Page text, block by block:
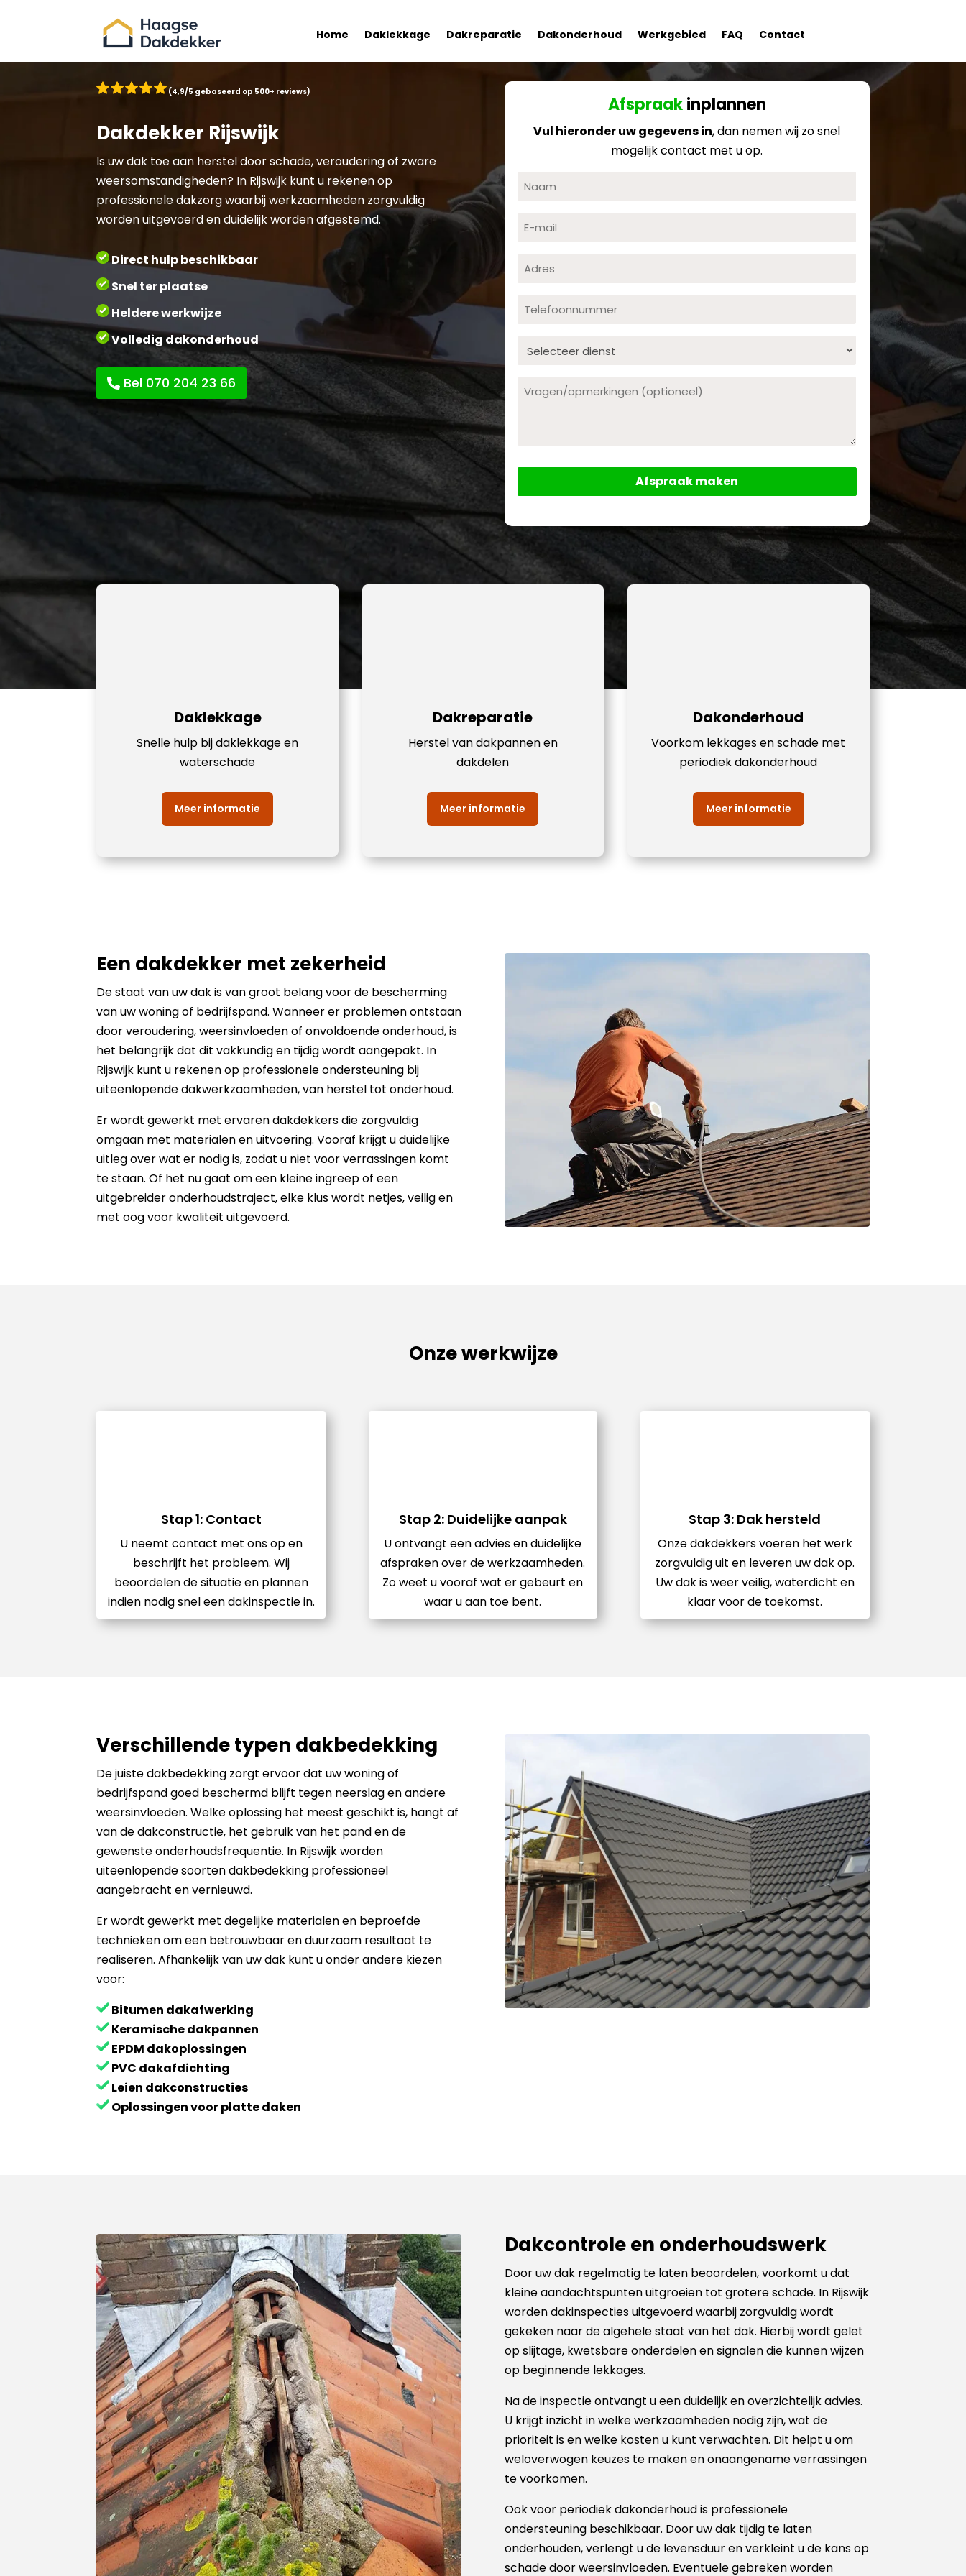
Home Daklekkage Dakreparatie Dakonderhoud Werkgebied FAQ Contact
(4,9/5 gebaseerd op 500+ reviews)
Dakdekker Rijswijk
Is uw dak toe aan herstel door schade, veroudering of zware
weersomstandigheden? In Rijswijk kunt u rekenen op
professionele dakzorg waarbij werkzaamheden zorgvuldig
worden uitgevoerd en duidelijk worden afgestemd.
Direct hulp beschikbaar
Snel ter plaatse
Heldere werkwijze
Volledig dakonderhoud
Bel 070 204 23 66
Afspraakinplannen
Vul hieronder uw gegevens in, dan nemen wij zo snel
mogelijk contact met u op.
Opmerking
Daklekkage
Snelle hulp bij daklekkage en
waterschade
Meer informatie
Dakreparatie
Herstel van dakpannen en
dakdelen
Meer informatie
Dakonderhoud
Voorkom lekkages en schade met
periodiek dakonderhoud
Meer informatie
Een dakdekker met zekerheid
De staat van uw dak is van groot belang voor de bescherming
van uw woning of bedrijfspand. Wanneer er problemen ontstaan
door veroudering, weersinvloeden of onvoldoende onderhoud, is
het belangrijk dat dit vakkundig en tijdig wordt aangepakt. In
Rijswijk kunt u rekenen op professionele ondersteuning bij
uiteenlopende dakwerkzaamheden, van herstel tot onderhoud.
Er wordt gewerkt met ervaren dakdekkers die zorgvuldig
omgaan met materialen en uitvoering. Vooraf krijgt u duidelijke
uitleg over wat er nodig is, zodat u niet voor verrassingen komt
te staan. Of het nu gaat om een kleine ingreep of een
uitgebreider onderhoudstraject, elke klus wordt netjes, veilig en
met oog voor kwaliteit uitgevoerd.
Onze werkwijze
Stap 1: Contact
U neemt contact met ons op en
beschrijft het probleem. Wij
beoordelen de situatie en plannen
indien nodig snel een dakinspectie in.
Stap 2: Duidelijke aanpak
U ontvangt een advies en duidelijke
afspraken over de werkzaamheden.
Zo weet u vooraf wat er gebeurt en
waar u aan toe bent.
Stap 3: Dak hersteld
Onze dakdekkers voeren het werk
zorgvuldig uit en leveren uw dak op.
Uw dak is weer veilig, waterdicht en
klaar voor de toekomst.
Verschillende typen dakbedekking
De juiste dakbedekking zorgt ervoor dat uw woning of
bedrijfspand goed beschermd blijft tegen neerslag en andere
weersinvloeden. Welke oplossing het meest geschikt is, hangt af
van de dakconstructie, het gebruik van het pand en de
gewenste onderhoudsfrequentie. In Rijswijk worden
uiteenlopende soorten dakbedekking professioneel
aangebracht en vernieuwd.
Er wordt gewerkt met degelijke materialen en beproefde
technieken om een betrouwbaar en duurzaam resultaat te
realiseren. Afhankelijk van uw dak kunt u onder andere kiezen
voor:
Bitumen dakafwerking
Keramische dakpannen
EPDM dakoplossingen
PVC dakafdichting
Leien dakconstructies
Oplossingen voor platte daken
Dakcontrole en onderhoudswerk
Door uw dak regelmatig te laten beoordelen, voorkomt u dat
kleine aandachtspunten uitgroeien tot grotere schade. In Rijswijk
worden dakinspecties uitgevoerd waarbij zorgvuldig wordt
gekeken naar de algehele staat van het dak. Hierbij wordt gelet
op slijtage, kwetsbare onderdelen en signalen die kunnen wijzen
op beginnende lekkages.
Na de inspectie ontvangt u een duidelijk en overzichtelijk advies.
U krijgt inzicht in welke werkzaamheden nodig zijn, wat de
prioriteit is en welke kosten u kunt verwachten. Dit helpt u om
weloverwogen keuzes te maken en onaangename verrassingen
te voorkomen.
Ook voor periodiek dakonderhoud is professionele
ondersteuning beschikbaar. Door uw dak tijdig te laten
onderhouden, verlengt u de levensduur en verkleint u de kans op
schade door weersinvloeden. Eventuele gebreken worden